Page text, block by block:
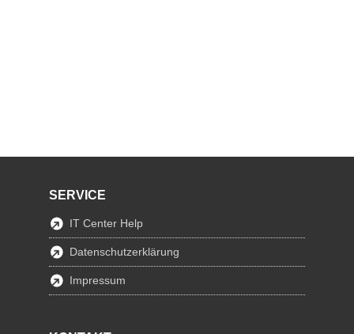
SERVICE
IT Center Help
Datenschutzerklärung
Impressum